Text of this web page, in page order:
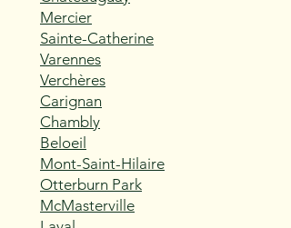
Mercier
Sainte-Catherine
Varennes
Verchères
Carignan
Chambly
Beloeil
Mont-Saint-Hilaire
Otterburn Park
McMasterville